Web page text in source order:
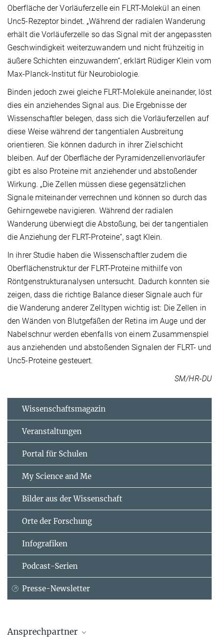
Oberfläche der Vorläuferzelle ein FLRT-Molekül an einen
Unc5-Rezeptor bindet. „Während der radialen Wanderung
erhält die Vorläuferzelle so das Signal mit der angepassten
Geschwindigkeit weiterzuwandern und nicht frühzeitig in
äußere Schichten einzuwandern“, erklärt Rüdiger Klein vom
Max-Planck-Institut für Neurobiologie.
Binden jedoch zwei gleiche FLRT-Moleküle aneinander, löst
dies ein anziehendes Signal aus. Die Ergebnisse der
Wissenschaftler belegen, dass sich die Vorläuferzellen auf
diese Weise während der tangentialen Ausbreitung
orientieren. Sie können dadurch in ihrer Zielschicht
bleiben. Auf der Oberfläche der Pyramidenzellenvorläufer
gibt es also Proteine mit anziehender und abstoßender
Wirkung. „Die Zellen müssen diese gegensätzlichen
Signale miteinander verrechnen und können so durch das
Gehirngewebe navigieren. Während der radialen
Wanderung überwiegt die Abstoßung, bei der tangentialen
die Anziehung der FLRT-Proteine“, sagt Klein.
In ihrer Studie haben die Wissenschaftler zudem die
Oberflächenstruktur der FLRT-Proteine mithilfe von
Röntgenstrukturanalysen untersucht. Dadurch konnten sie
zeigen, dass die richtige Balance dieser Signale auch für
die Wanderung anderer Zelltypen wichtig ist: Die Zellen in
den Wänden von Blutgefäßen der Retina im Auge und der
Nabelschnur werden ebenfalls von einem Zusammenspiel
aus anziehenden und abstoßenden Signalen der FLRT- und
Unc5-Proteine gesteuert.
SM/HR-DU
Wissenschaftsmagazin
Veranstaltungen
Portal für Schulen
My Science and Me
Bilder aus der Wissenschaft
Orte der Forschung
Infografiken
Podcast-Serien
Presse-Newsletter
Ansprechpartner